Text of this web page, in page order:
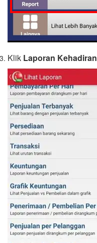
Klik Laporan Kehadiran